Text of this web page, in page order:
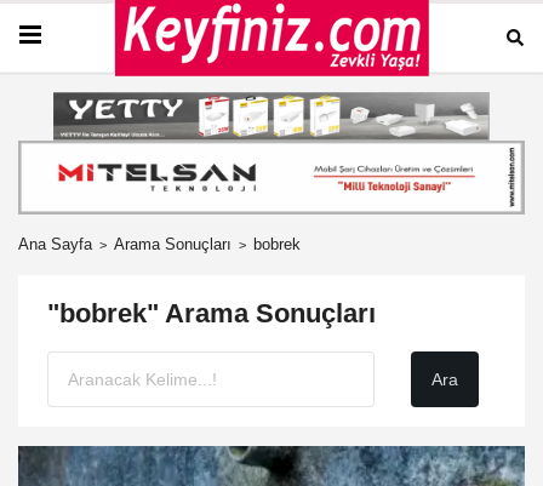
Ana Sayfa Arama Sonuçları bobrek
"bobrek" Arama Sonuçları